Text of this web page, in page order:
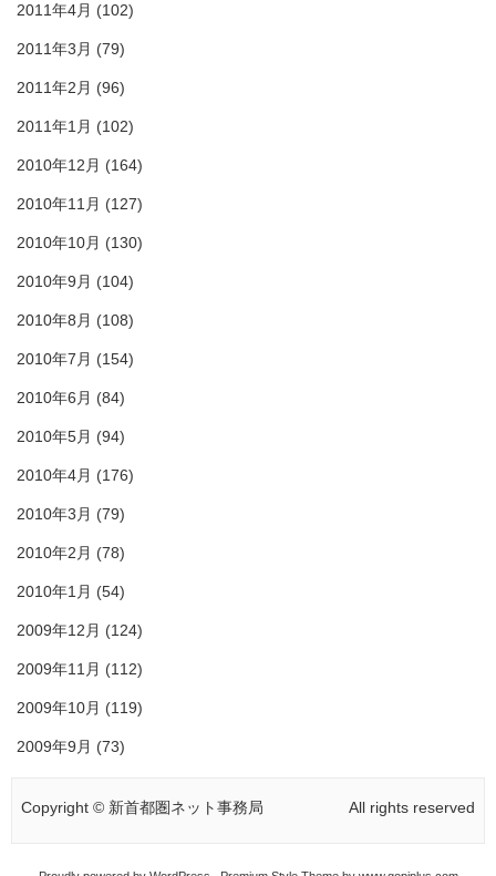
2011年4月 (102)
2011年3月 (79)
2011年2月 (96)
2011年1月 (102)
2010年12月 (164)
2010年11月 (127)
2010年10月 (130)
2010年9月 (104)
2010年8月 (108)
2010年7月 (154)
2010年6月 (84)
2010年5月 (94)
2010年4月 (176)
2010年3月 (79)
2010年2月 (78)
2010年1月 (54)
2009年12月 (124)
2009年11月 (112)
2009年10月 (119)
2009年9月 (73)
Copyright © 新首都圏ネット事務局 All rights reserved